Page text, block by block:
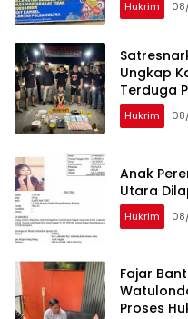
Hukrim
Ungkap
Terduga
Hukrim
Anak
Utara
Hukrim
‎Fajar
Proses